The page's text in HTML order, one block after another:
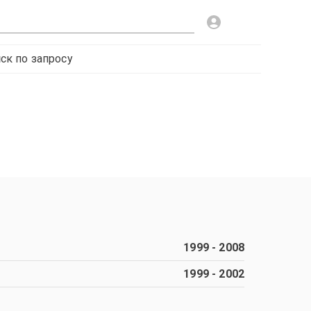
по запросу
1999- 2008
1999- 2002